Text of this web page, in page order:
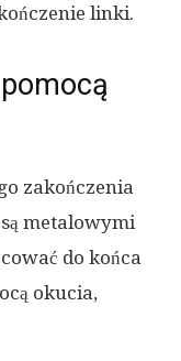
linki.
zakończenia
metalowymi
do końca
okucia,